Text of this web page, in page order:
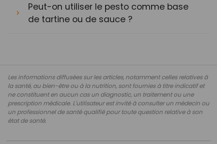
Peut-on utiliser le pesto comme base
de tartine ou de sauce ?
Les informations diffusées sur les articles, notamment celles relatives à
la santé, au bien-être ou à la nutrition, sont fournies à titre indicatif et
ne constituent en aucun cas un diagnostic, un traitement ou une
prescription médicale. L'utilisateur est invité à consulter un médecin ou
un professionnel de santé qualifié pour toute question relative à son
état de santé.